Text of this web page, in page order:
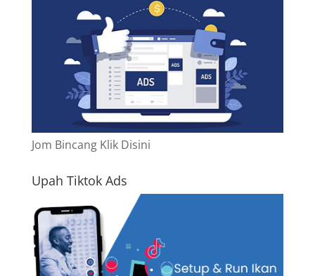
Jom Bincang Klik Disini
Upah Tiktok Ads